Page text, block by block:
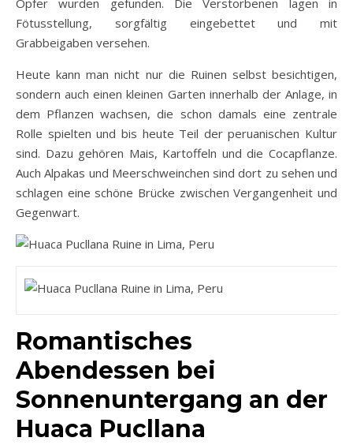
Opfer wurden gefunden. Die Verstorbenen lagen in
Fötusstellung, sorgfältig eingebettet und mit
Grabbeigaben versehen.
Heute kann man nicht nur die Ruinen selbst besichtigen,
sondern auch einen kleinen Garten innerhalb der Anlage, in
dem Pflanzen wachsen, die schon damals eine zentrale
Rolle spielten und bis heute Teil der peruanischen Kultur
sind. Dazu gehören Mais, Kartoffeln und die Cocapflanze.
Auch Alpakas und Meerschweinchen sind dort zu sehen und
schlagen eine schöne Brücke zwischen Vergangenheit und
Gegenwart.
Romantisches
Abendessen bei
Sonnenuntergang an der
Huaca Pucllana